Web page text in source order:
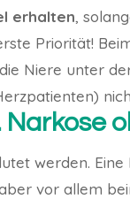
erhalten,
Priorität!
Niere unter
Narkose
werden.
vor allem